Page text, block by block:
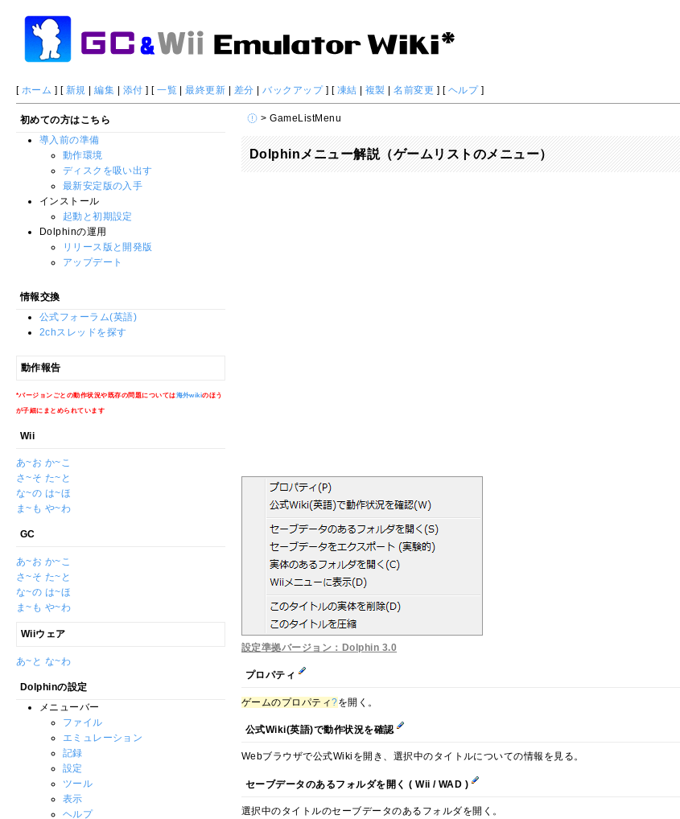
[ ホーム ] [ 新規 |編集 | 添付 ] [一覧 |最終更新 | 差分 | バックアップ] [ 凍結 | 複製 |名前変更 ] [ ヘルプ]
> GameListMenu
Dolphinメニュー解説（ゲームリストのメニュー）
設定準拠バージョン：Dolphin 3.0
プロパティ
ゲームのプロパティ?を開く。
公式Wiki(英語)で動作状況を確認
Webブラウザで公式Wikiを開き、選択中のタイトルについての情報を見る。
セーブデータのあるフォルダを開く ( Wii / WAD )
選択中のタイトルのセーブデータのあるフォルダを開く。
初めての方はこちら
導入前の準備
動作環境
ディスクを吸い出す
最新安定版の入手
インストール
起動と初期設定
Dolphinの運用
リリース版と開発版
アップデート
情報交換
公式フォーラム(英語)
2chスレッドを探す
動作報告
*バージョンごとの動作状況や既存の問題については海外wikiのほう
が子細にまとめられています
Wii
あ~お か~こ
さ~そ た~と
な~の は~ほ
ま~も や~わ
GC
あ~お か~こ
さ~そ た~と
な~の は~ほ
ま~も や~わ
Wiiウェア
あ~と な~わ
Dolphinの設定
メニューバー
ファイル
エミュレーション
記録
設定
ツール
表示
ヘルプ